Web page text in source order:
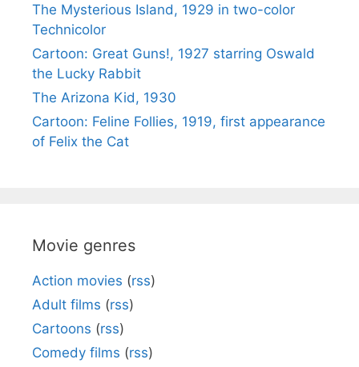
The Mysterious Island, 1929 in two-color
Technicolor
Cartoon: Great Guns!, 1927 starring Oswald
the Lucky Rabbit
The Arizona Kid, 1930
Cartoon: Feline Follies, 1919, first appearance
of Felix the Cat
Movie genres
Action movies (rss)
Adult films (rss)
Cartoons (rss)
Comedy films (rss)